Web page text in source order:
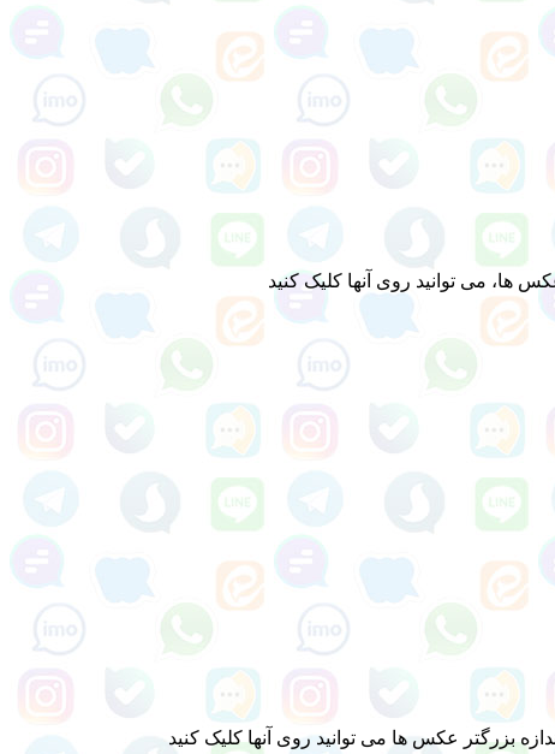
می توانید روی آنها کلیک کنید